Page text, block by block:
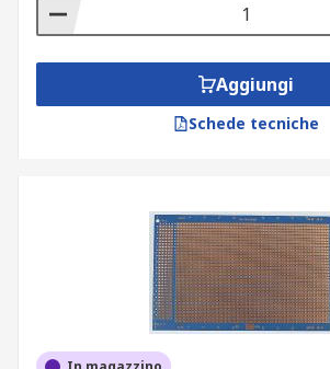
Aggiungi
Schede tecniche